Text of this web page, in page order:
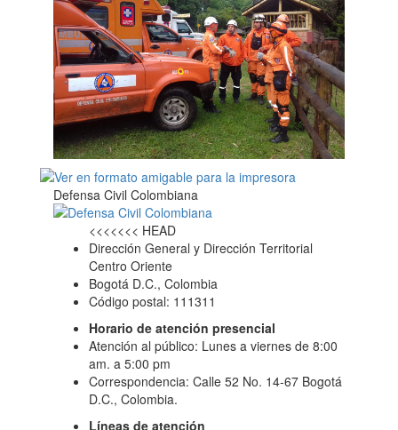
Defensa Civil Colombiana
<<<<<<< HEAD
Dirección General y Dirección Territorial
Centro Oriente
Bogotá D.C., Colombia
Código postal: 111311
Horario de atención presencial
Atención al público: Lunes a viernes de 8:00
am. a 5:00 pm
Correspondencia: Calle 52 No. 14-67 Bogotá
D.C., Colombia.
Líneas de atención